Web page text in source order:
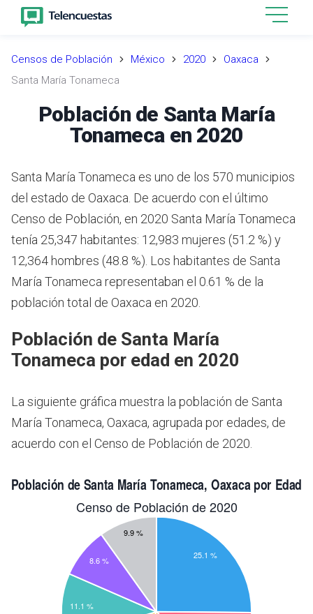
Censos de Población México 2020
Oaxaca
Santa María Tonameca
Población de Santa María
Tonameca en 2020
Santa María Tonameca es uno de los 570 municipios
del estado de Oaxaca. De acuerdo con el último
Censo de Población, en 2020 Santa María Tonameca
tenía 25,347 habitantes: 12,983 mujeres (51.2 %) y
12,364 hombres (48.8 %). Los habitantes de Santa
María Tonameca representaban el 0.61 % de la
población total de Oaxaca en 2020.
Población de Santa María
Tonameca por edad en 2020
La siguiente gráfica muestra la población de Santa
María Tonameca, Oaxaca, agrupada por edades, de
acuerdo con el Censo de Población de 2020.